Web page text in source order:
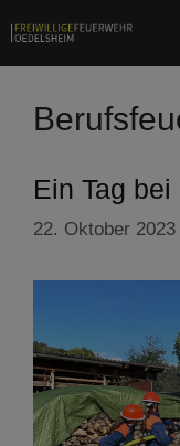
Inhalt
springen
Ein Tag
22. Oktober 2023